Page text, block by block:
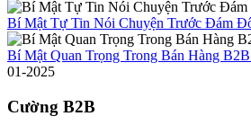
Bí Mật Tự Tin Nói Chuyện Trước Đám
Bí Mật Quan Trọng Trong Bán Hàng
01-2025
Cường B2B